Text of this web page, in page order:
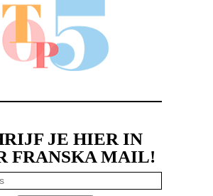
JE HIER IN
FRANSKA MAIL!